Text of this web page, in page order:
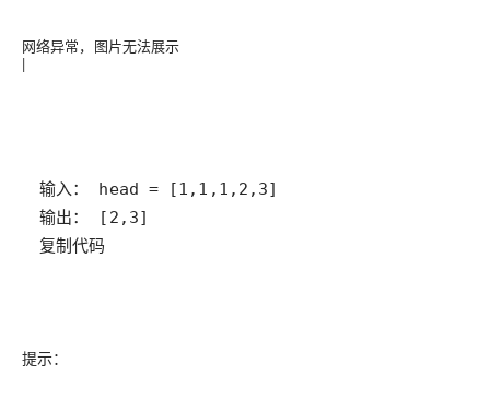
网络异常，图片无法展示
|
复制代码
提示：